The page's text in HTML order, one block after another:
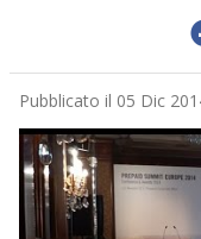
Pubblicato il 05 Dic